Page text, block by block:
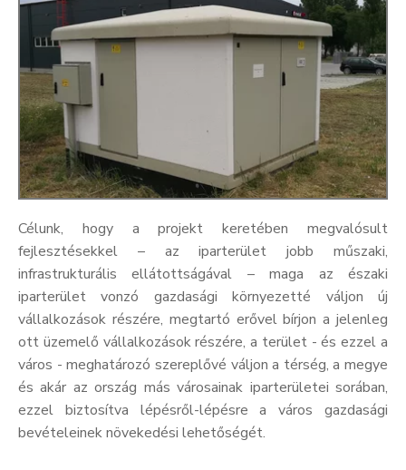
Célunk, hogy a projekt keretében megvalósult
fejlesztésekkel – az iparterület jobb műszaki,
infrastrukturális ellátottságával – maga az északi
iparterület vonzó gazdasági környezetté váljon új
vállalkozások részére, megtartó erővel bírjon a jelenleg
ott üzemelő vállalkozások részére, a terület - és ezzel a
város - meghatározó szereplővé váljon a térség, a megye
és akár az ország más városainak iparterületei sorában,
ezzel biztosítva lépésről-lépésre a város gazdasági
bevételeinek növekedési lehetőségét.